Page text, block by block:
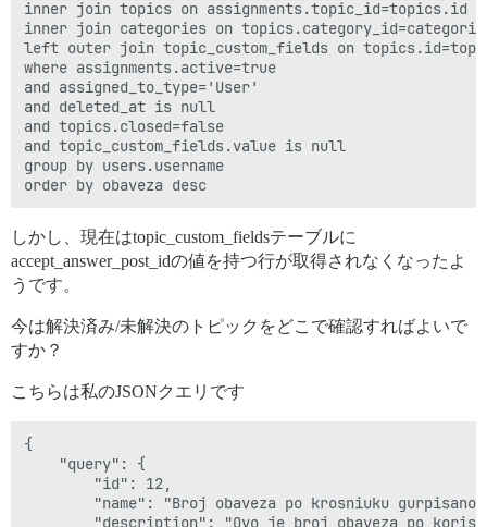
inner join topics on assignments.topic_id=topics.id
inner join categories on
left outer join topic_custom_fields on
where assignments.active=true
and assigned_to_type='User'
and deleted_at is null
and topics.closed=false
and topic_custom_fields.value is null
group by users.username
しかし、現在はtopic_custom_fieldsテーブルに
accept_answer_post_idの値を持つ行が取得されなくなったよ
うです。
今は解決済み/未解決のトピックをどこで確認すればよいで
すか？
こちらは私のJSONクエリです
{
    "query": {
        "id": 12,
"name": "Broj obaveza po krosniuku
"description": "Ovo je broj obaveza po